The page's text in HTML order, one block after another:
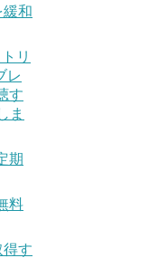
緩和
リ
レ
す
ま
期
料
得す